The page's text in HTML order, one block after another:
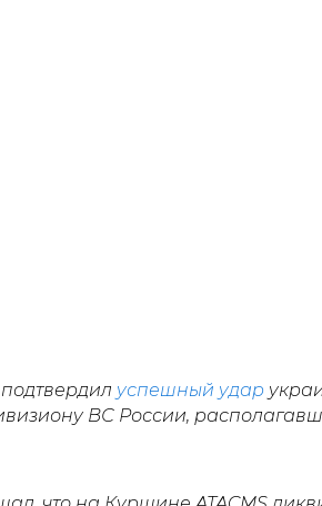
успешный удар
ВС России,